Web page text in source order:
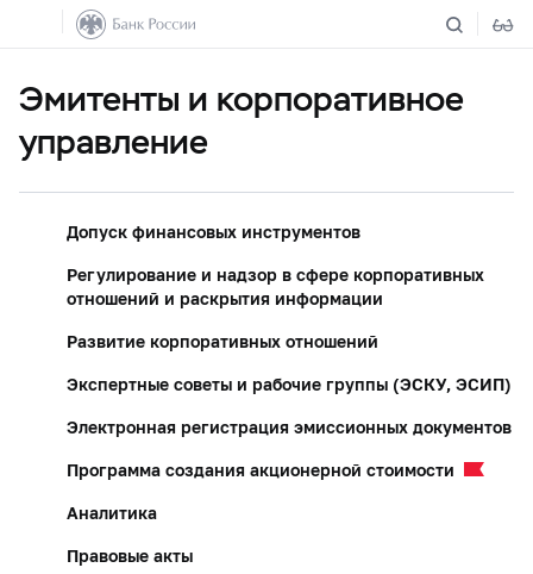
Эмитенты и корпоративное
управление
Допуск финансовых инструментов
Регулирование и надзор в сфере корпоративных
отношений и раскрытия информации
Развитие корпоративных отношений
Экспертные советы и рабочие группы (ЭСКУ, ЭСИП)
Электронная регистрация эмиссионных документов
Программа создания акционерной стоимости
Аналитика
Правовые акты